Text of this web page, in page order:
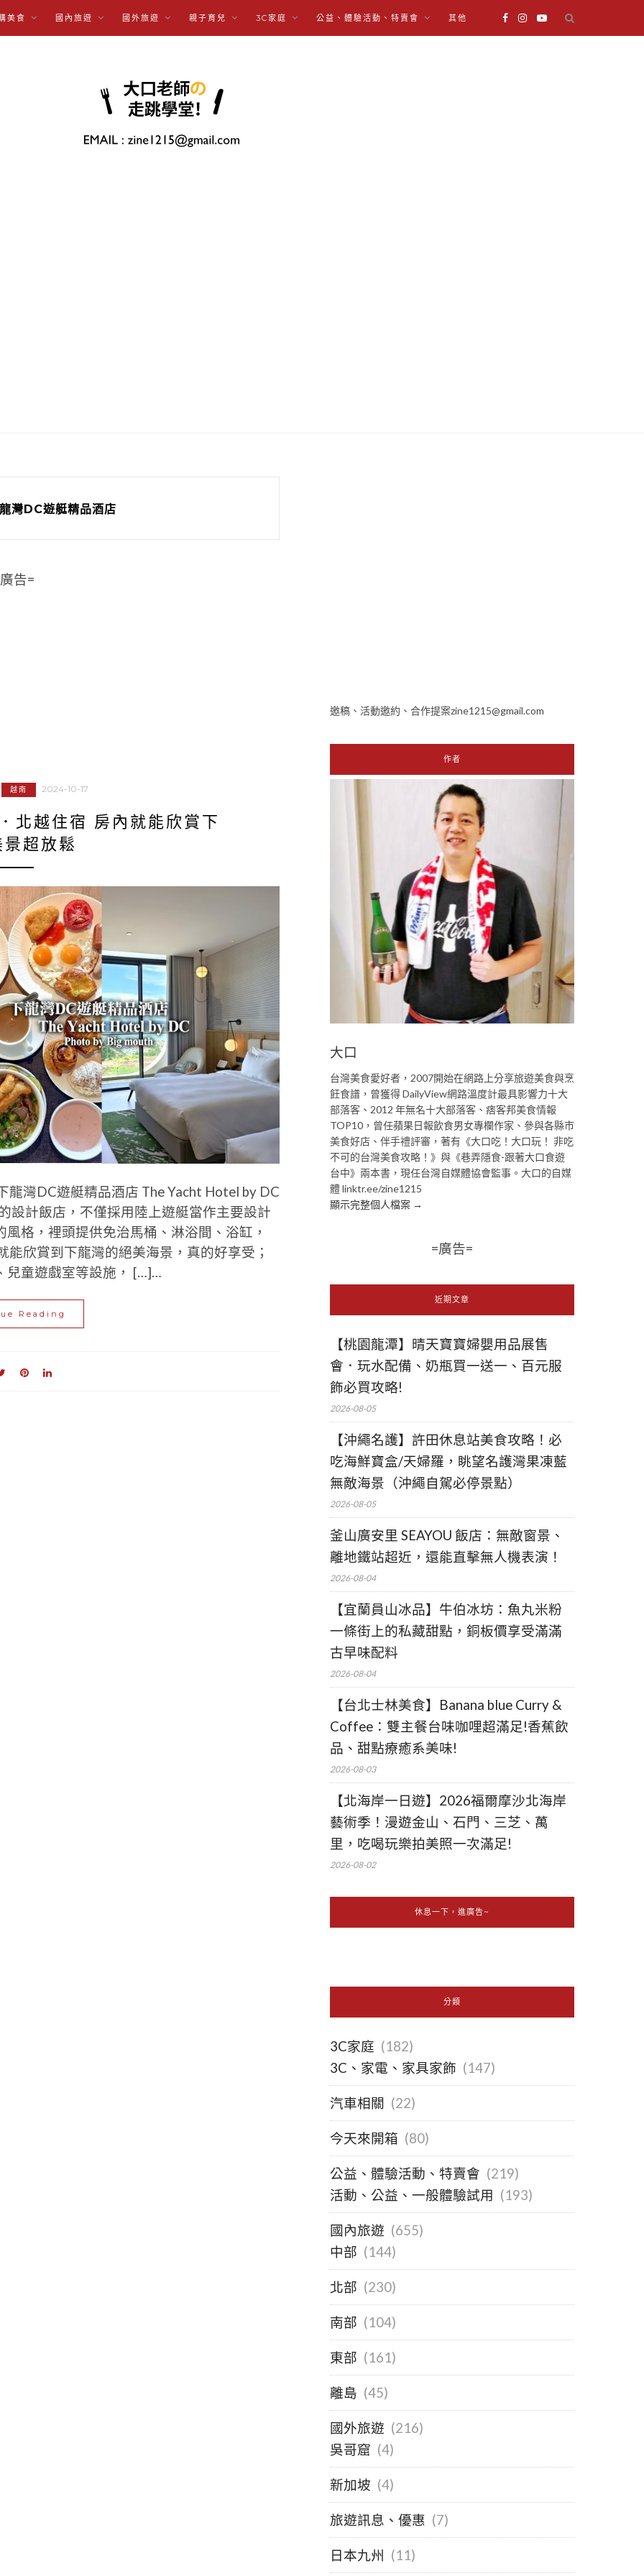
美食 國內旅遊 國外旅遊 親子育兒 3C家庭 公益、體驗活動、特賣會 其他
灣DC遊艇精品酒店
告=
越南 2024-10-17
北越住宿 房內就能欣賞下
超放鬆
灣DC遊艇精品酒店 The Yacht Hotel by DC
設計飯店，不僅採用陸上遊艇當作主要設計
格，裡頭提供免治馬桶、淋浴間、浴缸，
欣賞到下龍灣的絕美海景，真的好享受；
兒童遊戲室等設施， […]…
Reading
邀稿、活動邀約、合作提案zine1215@gmail.com
作者
大口
台灣美食愛好者，2007開始在網路上分享旅遊美食與烹
飪食譜，曾獲得 DailyView網路溫度計最具影響力十大
部落客、2012 年無名十大部落客、痞客邦美食情報
TOP10，曾任蘋果日報飲食男女專欄作家、參與各縣市
美食好店、伴手禮評審，著有《大口吃！大口玩！ 非吃
不可的台灣美食攻略！》與《巷弄隱食-跟著大口食遊
台中》兩本書，現任台灣自媒體協會監事。大口的自媒
體 linktr.ee/zine1215
顯示完整個人檔案 →
=廣告=
近期文章
【桃園龍潭】晴天寶寶婦嬰用品展售
會．玩水配備、奶瓶買一送一、百元服
飾必買攻略!
2026-08-05
【沖繩名護】許田休息站美食攻略！必
吃海鮮寶盒/天婦羅，眺望名護灣果凍藍
無敵海景（沖繩自駕必停景點）
2026-08-05
釜山廣安里 SEAYOU 飯店：無敵窗景、
離地鐵站超近，還能直擊無人機表演！
2026-08-04
【宜蘭員山冰品】牛伯冰坊：魚丸米粉
一條街上的私藏甜點，銅板價享受滿滿
古早味配料
2026-08-04
【台北士林美食】Banana blue Curry &
Coffee：雙主餐台味咖哩超滿足!香蕉飲
品、甜點療癒系美味!
2026-08-03
【北海岸一日遊】2026福爾摩沙北海岸
藝術季！漫遊金山、石門、三芝、萬
里，吃喝玩樂拍美照一次滿足!
2026-08-02
休息一下，進廣告~
分類
3C家庭 (182)
3C、家電、家具家飾 (147)
汽車相關 (22)
今天來開箱 (80)
公益、體驗活動、特賣會 (219)
活動、公益、一般體驗試用 (193)
國內旅遊 (655)
中部 (144)
北部 (230)
南部 (104)
東部 (161)
離島 (45)
國外旅遊 (216)
吳哥窟 (4)
新加坡 (4)
旅遊訊息、優惠 (7)
日本九州 (11)